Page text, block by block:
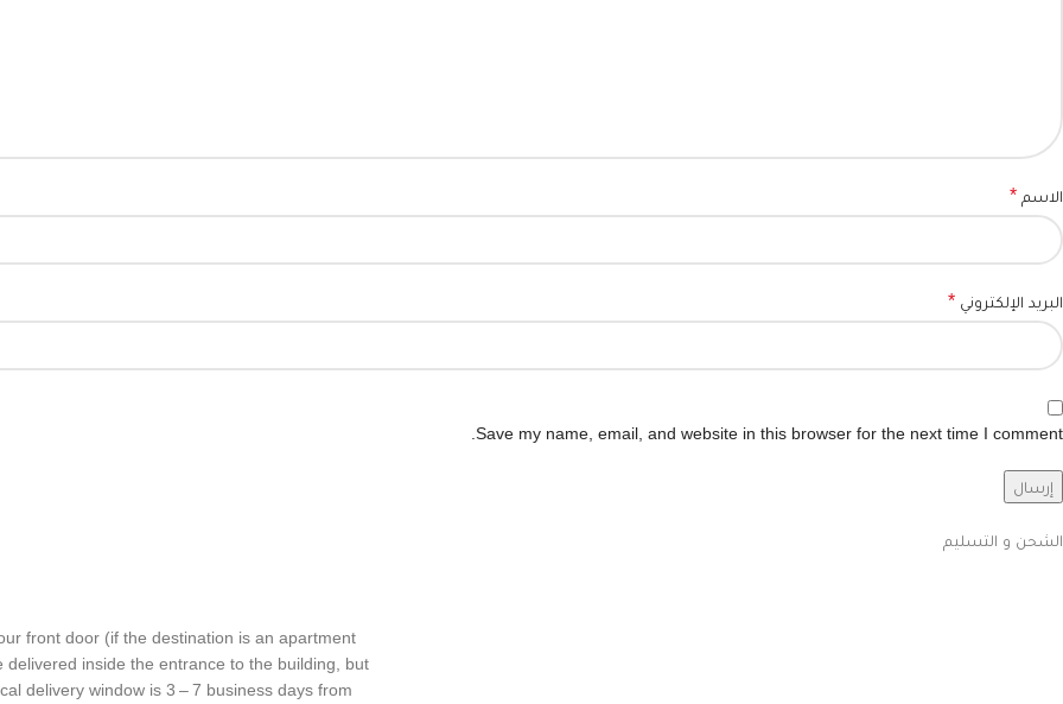
الاسم *
البريد الإلكتروني *
Save my name, email, and website in this browser for the next time I comment.
الشحن و التسليم
front door (if the desti­na­tion is an apart­ment
inside the entrance to the build­ing, but
deliv­ery window is 3 – 7 busi­ness days from